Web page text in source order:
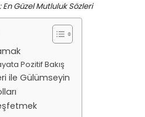
Güzel Mutluluk Sözleri
Pozitif Bakış
ile Gülümseyin